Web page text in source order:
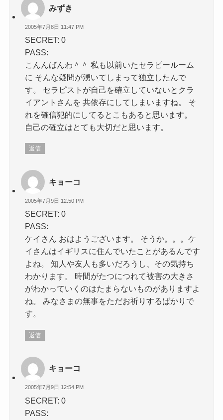
みずき
2005年7月8日 11:47 PM
SECRET: 0
PASS:
こんんばんわ＾＾ 私も以前いたセラピールーム
に そんな疑問が湧いてしまって独立したんで
す。 セラピストが自己を確立していないとクラ
イアントさんを 共依存にしてしまいますね。 そ
れを確信犯的にしてるとこもあると思います。
自己の確立はとても大切だと思います。
返信
キョーコ
2005年7月9日 12:50 PM
SECRET: 0
PASS:
ケイさん おはようございます。 そうか。。。ケ
イさんはイギリスに住んでいたことがあるんです
よね。 知人や友人も多いだろうし、その気持ち
わかります。 時間がたつにつれて被害の大きさ
がわかっていくのはたまらないものがありますよ
ね。 みなさまの無事をただお祈りするばかりで
す。
返信
キョーコ
2005年7月9日 12:54 PM
SECRET: 0
PASS: